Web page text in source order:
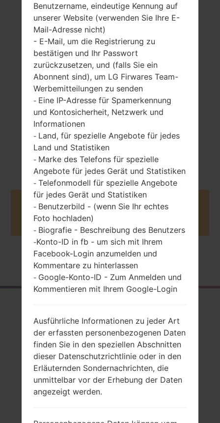
110 gramm (3.88
unzen)
entfernbar Li-Ion
1280 mAh
Unknown
Buy accessories on Amazon
Startseite →Serie →LG Optimus Me
LGP350G(LGP350G)
akaLG Optimus Me
Benutzername, eindeutige Kennung auf
unserer Website (verwenden Sie Ihre E-
Mail-Adresse nicht)
- E-Mail, um die Registrierung zu
bestätigen und Ihr Passwort
zurückzusetzen, und (falls Sie ein
Abonnent sind), um LG Firwares Team-
Werbemitteilungen zu senden
- Eine IP-Adresse für Spamerkennung
und Kontosicherheit, Netzwerk und
Informationen
- Land, für spezielle Angebote für jedes
Land und Statistiken
- Marke des Telefons für spezielle
Angebote für jedes Gerät und Statistiken
- Telefonmodell für spezielle Angebote
für jedes Gerät und Statistiken
- Benutzerbild - (wenn Sie Ihr echtes
Foto hochladen)
- Biografie - Beschreibung des Benutzers
-Konto-ID in fb - um sich mit Ihrem
Facebook-Login anzumelden und
Kommentare zu hinterlassen
- Google-Konto-ID - Zum Anmelden und
Kommentieren mit Ihrem Google-Login
Ausführliche Informationen zu jeder Art
der erfassten personenbezogenen Daten
finden Sie in den speziellen Abschnitten
dieser Datenschutzrichtlinie oder in den
Erläuternden Sondernachrichten, die
unmittelbar vor der Erhebung der Daten
angezeigt werden.